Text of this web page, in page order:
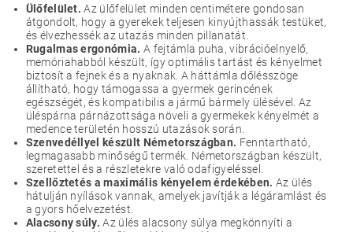
Ülőfelület. Az ülőfelület minden centimétere gondosan
átgondolt, hogy a gyerekek teljesen kinyújthassák testüket,
és élvezhessék az utazás minden pillanatát.
Rugalmas ergonómia. A fejtámla puha, vibrációelnyelő,
memóriahabból készült, így optimális tartást és kényelmet
biztosít a fejnek és a nyaknak. A háttámla dőlésszöge
állítható, hogy támogassa a gyermek gerincének
egészségét, és kompatibilis a jármű bármely ülésével. Az
üléspárna párnázottsága növeli a gyermekek kényelmét a
medence területén hosszú utazások során.
Szenvedéllyel készült Németországban. Fenntartható,
legmagasabb minőségű termék. Németországban készült,
szeretettel és a részletekre való odafigyeléssel.
Szellőztetés a maximális kényelem érdekében. Az ülés
hátulján nyílások vannak, amelyek javítják a légáramlást és
a gyors hőelvezetést.
Alacsony súly. Az ülés alacsony súlya megkönnyíti a